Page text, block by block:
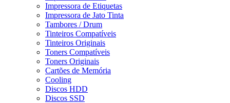
Impressora de Etiquetas
Impressora de Jato Tinta
Tambores / Drum
Tinteiros Compatíveis
Tinteiros Originais
Toners Compatíveis
Toners Originais
Cartões de Memória
Cooling
Discos HDD
Discos SSD